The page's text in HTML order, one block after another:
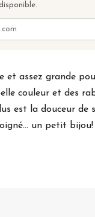
et assez grande
couleur et des
est la douceur de
un petit bijou!